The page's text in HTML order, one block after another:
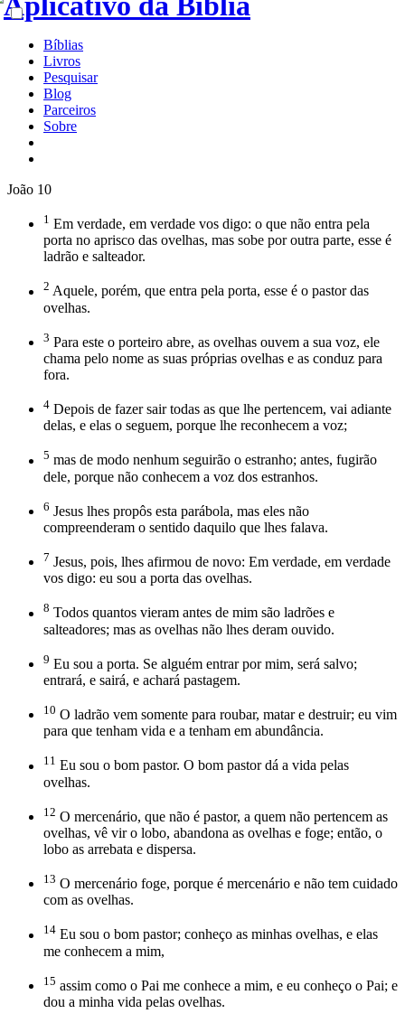
Bíblias
Livros
Pesquisar
Blog
Parceiros
Sobre
João 10
1 Em verdade, em verdade vos digo: o que não entra pela
porta no aprisco das ovelhas, mas sobe por outra parte, esse é
ladrão e salteador.
2 Aquele, porém, que entra pela porta, esse é o pastor das
ovelhas.
3 Para este o porteiro abre, as ovelhas ouvem a sua voz, ele
chama pelo nome as suas próprias ovelhas e as conduz para
fora.
4 Depois de fazer sair todas as que lhe pertencem, vai adiante
delas, e elas o seguem, porque lhe reconhecem a voz;
5 mas de modo nenhum seguirão o estranho; antes, fugirão
dele, porque não conhecem a voz dos estranhos.
6 Jesus lhes propôs esta parábola, mas eles não
compreenderam o sentido daquilo que lhes falava.
7 Jesus, pois, lhes afirmou de novo: Em verdade, em verdade
vos digo: eu sou a porta das ovelhas.
8 Todos quantos vieram antes de mim são ladrões e
salteadores; mas as ovelhas não lhes deram ouvido.
9 Eu sou a porta. Se alguém entrar por mim, será salvo;
entrará, e sairá, e achará pastagem.
10 O ladrão vem somente para roubar, matar e destruir; eu vim
para que tenham vida e a tenham em abundância.
11 Eu sou o bom pastor. O bom pastor dá a vida pelas
ovelhas.
12 O mercenário, que não é pastor, a quem não pertencem as
ovelhas, vê vir o lobo, abandona as ovelhas e foge; então, o
lobo as arrebata e dispersa.
13 O mercenário foge, porque é mercenário e não tem cuidado
com as ovelhas.
14 Eu sou o bom pastor; conheço as minhas ovelhas, e elas
me conhecem a mim,
15 assim como o Pai me conhece a mim, e eu conheço o Pai; e
dou a minha vida pelas ovelhas.